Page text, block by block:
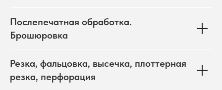
Послепечатная обработка.
Брошюровка
Резка, фальцовка, высечка, плоттерная
резка, перфорация